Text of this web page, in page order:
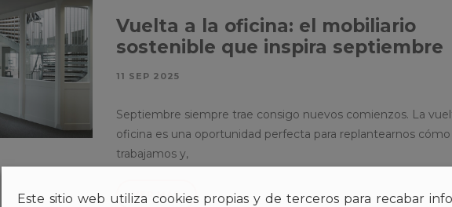
Vuelta a la oficina: el mobiliario
sostenible que inspira septiembre
11 SEP 2025
Septiembre siempre trae consigo nuevos comienzos. La
oficina es una oportunidad perfecta para replantearnos cómo
trabajamos y,
VER MÁS
Este sitio web utiliza cookies propias y de terceros para recabar